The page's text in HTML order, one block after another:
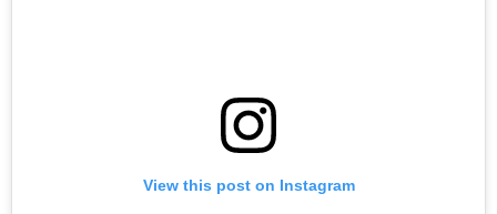
View this post on Instagram